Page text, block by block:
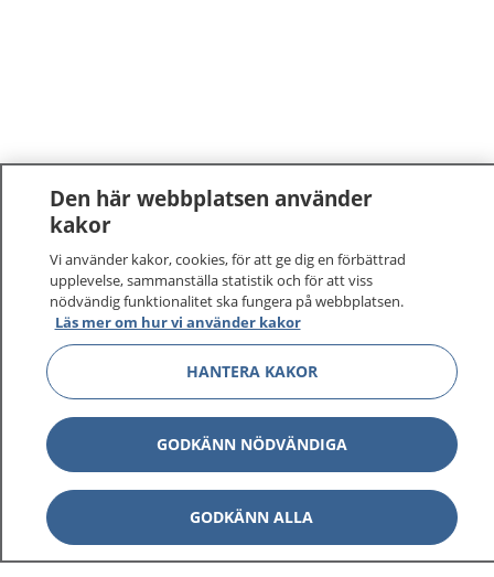
Den här webbplatsen använder
kakor
Vi använder kakor, cookies, för att ge dig en förbättrad
upplevelse, sammanställa statistik och för att viss
nödvändig funktionalitet ska fungera på webbplatsen.
Läs mer om hur vi använder kakor
HANTERA KAKOR
GODKÄNN NÖDVÄNDIGA
GODKÄNN ALLA